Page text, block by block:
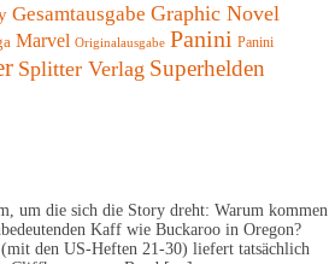
Gesamtausgabe Graphic Novel
Marvel Originalausgabe Panini Panini
Splitter Verlag Superhelden
um die sich die Story dreht: Warum kommen
Kaff wie Buckaroo in Oregon?
den US-Heften 21-30) liefert tatsächlich